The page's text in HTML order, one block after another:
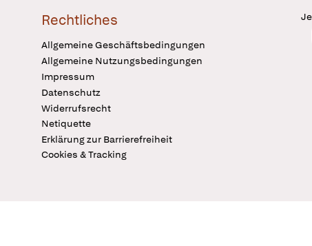
Rechtliches
Allgemeine Geschäftsbedingungen
Allgemeine Nutzungsbedingungen
Impressum
Datenschutz
Widerrufsrecht
Netiquette
Erklärung zur Barrierefreiheit
Cookies & Tracking